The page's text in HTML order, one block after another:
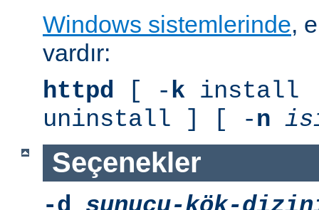
Windows sistemlerinde,
vardır:
httpd [ -k install
uninstall ] [ -n
Seçenekler